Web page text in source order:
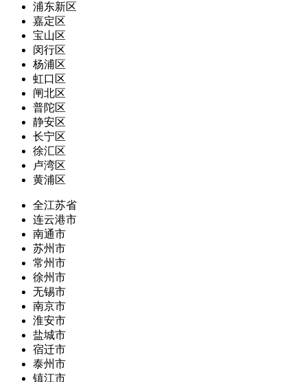
浦东新区
嘉定区
宝山区
闵行区
杨浦区
虹口区
闸北区
普陀区
静安区
长宁区
徐汇区
卢湾区
黄浦区
全江苏省
连云港市
南通市
苏州市
常州市
徐州市
无锡市
南京市
淮安市
盐城市
宿迁市
泰州市
镇江市